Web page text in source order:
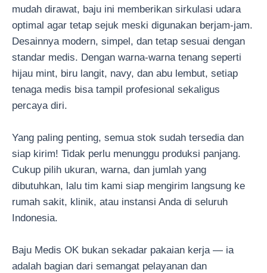
mudah dirawat, baju ini memberikan sirkulasi udara
optimal agar tetap sejuk meski digunakan berjam-jam.
Desainnya modern, simpel, dan tetap sesuai dengan
standar medis. Dengan warna-warna tenang seperti
hijau mint, biru langit, navy, dan abu lembut, setiap
tenaga medis bisa tampil profesional sekaligus
percaya diri.
Yang paling penting, semua stok sudah tersedia dan
siap kirim! Tidak perlu menunggu produksi panjang.
Cukup pilih ukuran, warna, dan jumlah yang
dibutuhkan, lalu tim kami siap mengirim langsung ke
rumah sakit, klinik, atau instansi Anda di seluruh
Indonesia.
Baju Medis OK bukan sekadar pakaian kerja — ia
adalah bagian dari semangat pelayanan dan